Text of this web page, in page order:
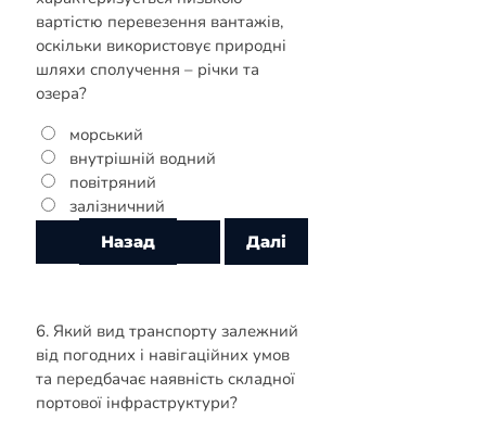
вартістю перевезення вантажів,
оскільки використовує природні
шляхи сполучення – річки та
озера?
морський
внутрішній водний
повітряний
залізничний
6. Який вид транспорту залежний
від погодних і навігаційних умов
та передбачає наявність складної
портової інфраструктури?